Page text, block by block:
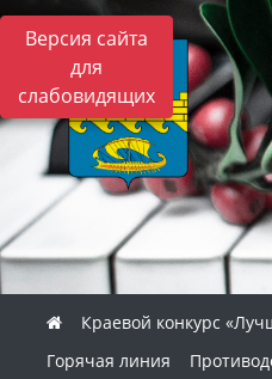
Версия сайта
для
слабовидящих
Краевой конкурс
Горячая линия